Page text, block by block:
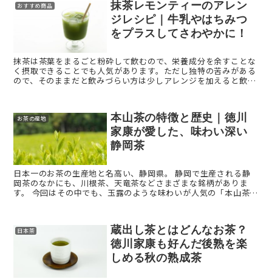
おすすめ商品
抹茶レモンティーのアレン
ジレシピ｜牛乳やはちみつ
をプラスしてさわやかに！
抹茶は茶葉をまるごと粉砕して飲むので、栄養成分を余すことな
く摂取できることでも人気があります。ただし独特の苦みがある
ので、そのままだと飲みづらい方は少しアレンジを加えると飲み
お茶の産地
本山茶の特徴と歴史｜徳川
家康が愛した、味わい深い
静岡茶
日本一のお茶の生産地と名高い、静岡県。 静岡で生産される静
岡茶のなかにも、川根茶、天竜茶などさまざまな銘柄がありま
す。 今回はその中でも、玉露のような味わいが人気の「本山茶
日本茶
蔵出し茶とはどんなお茶？
徳川家康も好んだ後熟を楽
しめる秋の熟成茶